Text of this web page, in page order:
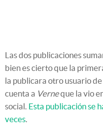
Las dos publicaciones
bien es cierto que la
la publicara otro usuario
cuenta a Verneque la vio
social. Esta publicación se
veces.